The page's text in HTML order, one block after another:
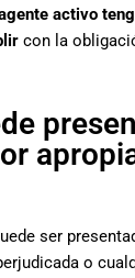
activo
con la
ser
o